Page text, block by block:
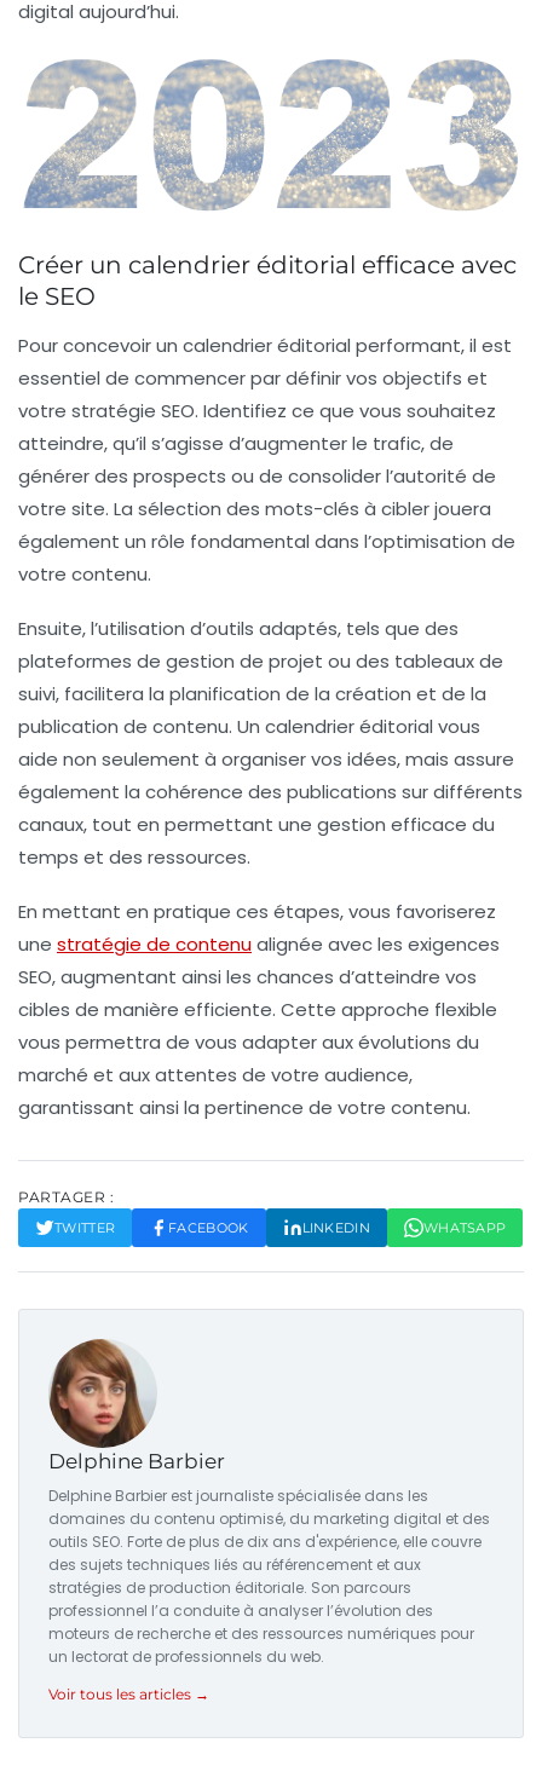
digital aujourd’hui.
Créer un calendrier éditorial efficace avec
le SEO
Pour concevoir un calendrier éditorial performant, il est
essentiel de commencer pardéfinir vos objectifs et
votre stratégie SEO. Identifiez ce que vous souhaitez
atteindre, qu’il s’agisse d’augmenter le trafic, de
générer des prospects ou de consolider l’autorité de
votre site. La sélection des mots-clés à cibler jouera
également un rôle fondamental dans l’optimisation de
votre contenu.
Ensuite, l’utilisation d’outils adaptés, tels que des
plateformes de gestion de projet ou des tableaux de
suivi, facilitera la planification de la création et de la
publication de contenu. Un calendrier éditorial vous
aide non seulement à organiser vos idées, mais assure
également la cohérence des publications sur différents
canaux, tout en permettant une gestion efficace du
temps et des ressources.
En mettant en pratique ces étapes, vous favoriserez
une stratégie de contenualignée avec les exigences
SEO, augmentant ainsi les chances d’atteindre vos
cibles de manière efficiente. Cette approche flexible
vous permettra de vous adapter aux évolutions du
marché et aux attentes de votre audience,
garantissant ainsi la pertinence de votre contenu.
PARTAGER :
TWITTER FACEBOOK LINKEDIN WHATSAPP
Delphine Barbier
Delphine Barbier est journaliste spécialisée dans les
domaines du contenu optimisé, du marketing digital et des
outils SEO. Forte de plus de dix ans d'expérience, elle couvre
des sujets techniques liés au référencement et aux
stratégies de production éditoriale. Son parcours
professionnel l’a conduite à analyser l’évolution des
moteurs de recherche et des ressources numériques pour
un lectorat de professionnels du web.
Voir tous les articles →